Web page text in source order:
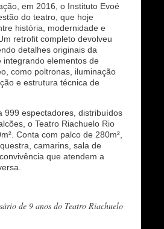
em 2016, o Instituto Evoé
do teatro, que hoje
história, modernidade e
retrofit completo devolveu
detalhes originais da
integrando elementos de
como poltronas, iluminação
e estrutura técnica de
999 espectadores, distribuídos
o Teatro Riachuelo Rio
Conta com palco de 280m²,
camarins, sala de
que atendem a
de 9 anos do Teatro Riachuelo